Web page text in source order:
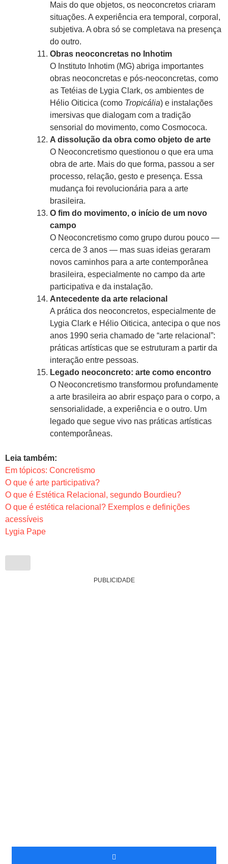
Mais do que objetos, os neoconcretos criaram
situações. A experiência era temporal, corporal,
subjetiva. A obra só se completava na presença
do outro.
Obras neoconcretas no Inhotim
O Instituto Inhotim (MG) abriga importantes
obras neoconcretas e pós-neoconcretas, como
as Tetéias de Lygia Clark, os ambientes de
Hélio Oiticica (como Tropicália) e instalações
imersivas que dialogam com a tradição
sensorial do movimento, como Cosmococa.
A dissolução da obra como objeto de arte
O Neoconcretismo questionou o que era uma
obra de arte. Mais do que forma, passou a ser
processo, relação, gesto e presença. Essa
mudança foi revolucionária para a arte
brasileira.
O fim do movimento, o início de um novo
campo
O Neoconcretismo como grupo durou pouco —
cerca de 3 anos — mas suas ideias geraram
novos caminhos para a arte contemporânea
brasileira, especialmente no campo da arte
participativa e da instalação.
Antecedente da arte relacional
A prática dos neoconcretos, especialmente de
Lygia Clark e Hélio Oiticica, antecipa o que nos
anos 1990 seria chamado de “arte relacional”:
práticas artísticas que se estruturam a partir da
interação entre pessoas.
Legado neoconcreto: arte como encontro
O Neoconcretismo transformou profundamente
a arte brasileira ao abrir espaço para o corpo, a
sensorialidade, a experiência e o outro. Um
legado que segue vivo nas práticas artísticas
contemporâneas.
Leia também:
Em tópicos: Concretismo
O que é arte participativa?
O que é Estética Relacional, segundo Bourdieu?
O que é estética relacional? Exemplos e definições
acessíveis
Lygia Pape
PUBLICIDADE